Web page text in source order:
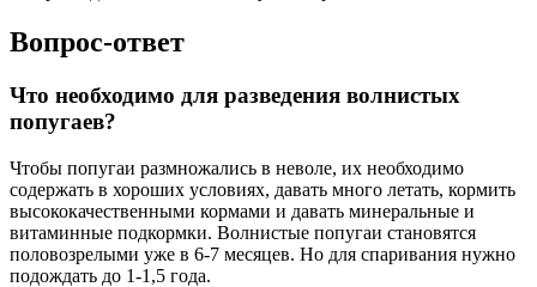
Вопрос-ответ
Что необходимо для разведения волнистых
попугаев?
Чтобы попугаи размножались в неволе, их необходимо
содержать в хороших условиях, давать много летать, кормить
высококачественными кормами и давать минеральные и
витаминные подкормки. Волнистые попугаи становятся
половозрелыми уже в 6-7 месяцев. Но для спаривания нужно
подождать до 1-1,5 года.